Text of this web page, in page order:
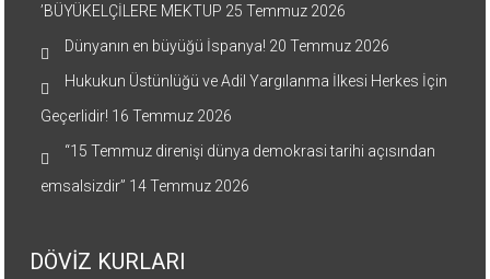
’BÜYÜKELÇİLERE MEKTUP 25 Temmuz 2026
Dünyanın en büyüğü İspanya! 20 Temmuz 2026
Hukukun Üstünlüğü ve Adil Yargılanma İlkesi Herkes İçin
Geçerlidir! 16 Temmuz 2026
“15 Temmuz direnişi dünya demokrasi tarihi açısından
emsalsizdir” 14 Temmuz 2026
DÖVİZ KURLARI